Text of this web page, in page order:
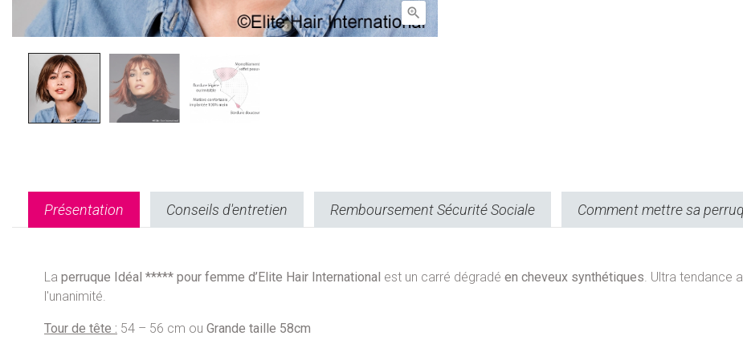

Présentation Conseils d'entretien Remboursement Sécurité Sociale Comment mettre sa
La perruque Idéal ***** pour femme d’Elite Hair International est un carré dégradé en cheveux synthétiques. Ultra tendance
l'unanimité.
Tour de tête : 54 – 56 cm ou Grande taille 58cm